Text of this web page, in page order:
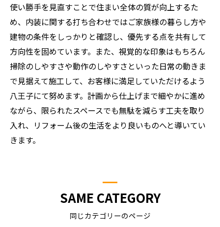
使い勝手を見直すことで住まい全体の質が向上するた
め、内装に関する打ち合わせではご家族様の暮らし方や
建物の条件をしっかりと確認し、優先する点を共有して
方向性を固めています。また、視覚的な印象はもちろん
掃除のしやすさや動作のしやすさといった日常の動きま
で見据えて施工して、お客様に満足していただけるよう
八王子にて努めます。計画から仕上げまで細やかに進め
ながら、限られたスペースでも無駄を減らす工夫を取り
入れ、リフォーム後の生活をより良いものへと導いてい
きます。
同じカテゴリーのページ
SAME CATEGORY